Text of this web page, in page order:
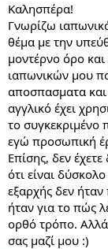
Καλησπέρα!
Γνωρίζω
θέμα με την
μοντέρνο όρο
ιαπωνικών μου
αποσπασματα
αγγλικό έχει
το συγκεκριμένο
εγώ προσωπική
Επίσης, δεν
ότι είναι
εξαρχής δεν
ήταν για το πώς
ορθό τρόπο. Αλλά
σας μαζί μου :)